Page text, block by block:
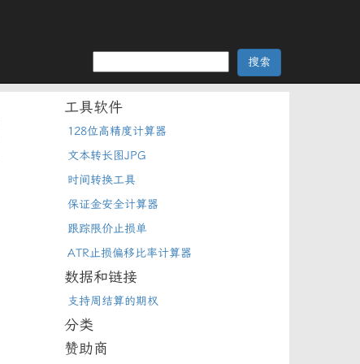
工具软件
128位高精度计算器
文本转长图JPG
时间转换工具
保证金安全计算器
跟踪限价止损单
ATR止损偏移比率计算器
数据和链接
支持周结算的期权
分类
赞助商